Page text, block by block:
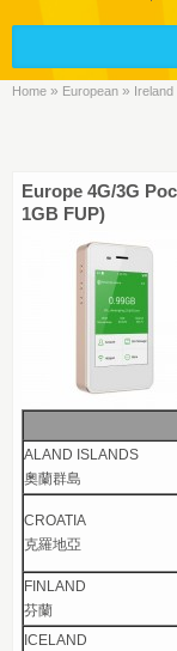
Home » European » Ireland
Europe 4G/3G
1GB FUP)
ALAND ISLANDS
奧蘭群島
CROATIA
克羅地亞
FINLAND
芬蘭
ICELAND